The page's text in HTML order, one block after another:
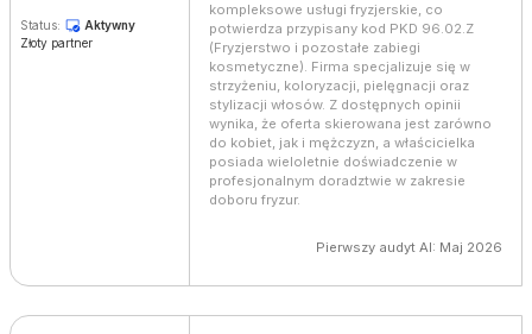
Status:
Aktywny
Złoty partner
kompleksowe usługi fryzjerskie, co
potwierdza przypisany kod PKD 96.02.Z
(Fryzjerstwo i pozostałe zabiegi
kosmetyczne). Firma specjalizuje się w
strzyżeniu, koloryzacji, pielęgnacji oraz
stylizacji włosów. Z dostępnych opinii
wynika, że oferta skierowana jest zarówno
do kobiet, jak i mężczyzn, a właścicielka
posiada wieloletnie doświadczenie w
profesjonalnym doradztwie w zakresie
doboru fryzur.
Pierwszy audyt AI: Maj 2026